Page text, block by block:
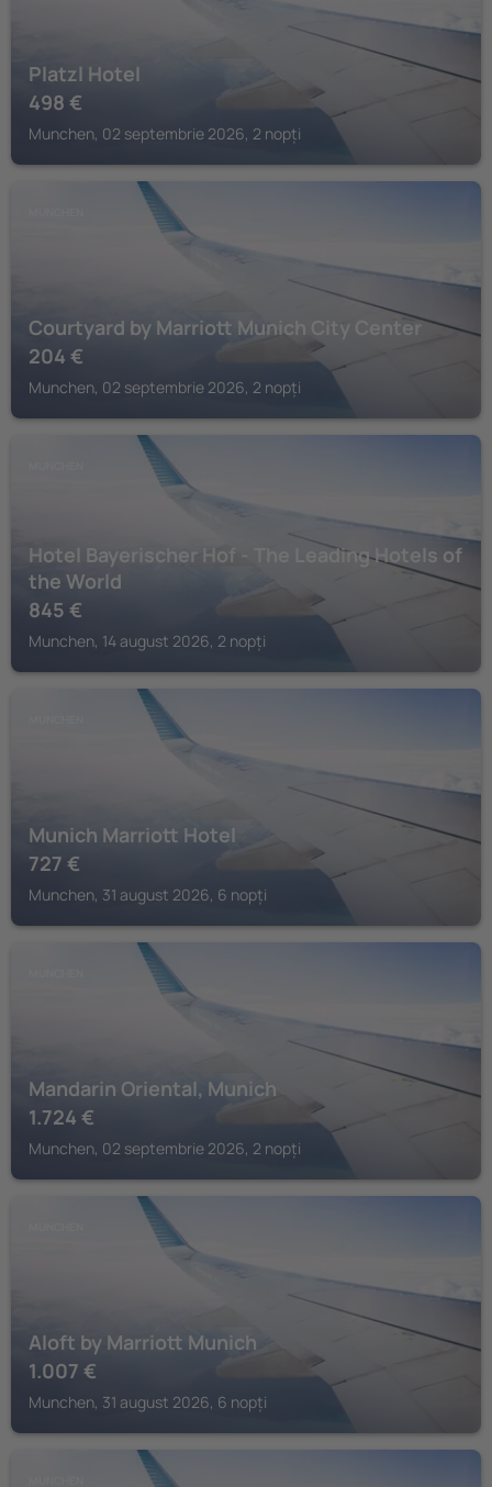
Platzl Hotel
498 €
Munchen, 02 septembrie 2026, 2 nopți
Courtyard by Marriott Munich City Center
204 €
Munchen, 02 septembrie 2026, 2 nopți
Hotel Bayerischer Hof - The Leading Hotels of
the World
845 €
Munchen, 14 august 2026, 2 nopți
Munich Marriott Hotel
727 €
Munchen, 31 august 2026, 6 nopți
Mandarin Oriental, Munich
1.724 €
Munchen, 02 septembrie 2026, 2 nopți
Aloft by Marriott Munich
1.007 €
Munchen, 31 august 2026, 6 nopți